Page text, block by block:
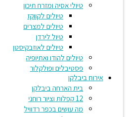
טיולי אסיה ומזרח תיכון
טיולים לקווקז
טיולים למצרים
טיול לירדן
טיולים לאוזבקיסטן
טיולים להודו ואתיופיה
פסטיבלים ופולקלור
אירוח ביבלקן
בית הארחה ביבלקן
מה עושים בכפר רדוויל